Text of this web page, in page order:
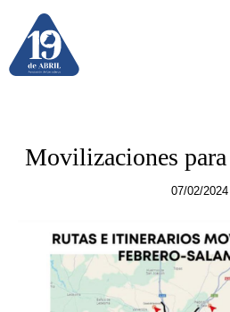
Movilizaciones
07/02/2024